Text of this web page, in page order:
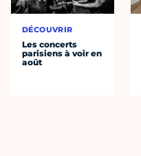
DÉCOUVRIR
Les concerts
parisiens à voir en
août